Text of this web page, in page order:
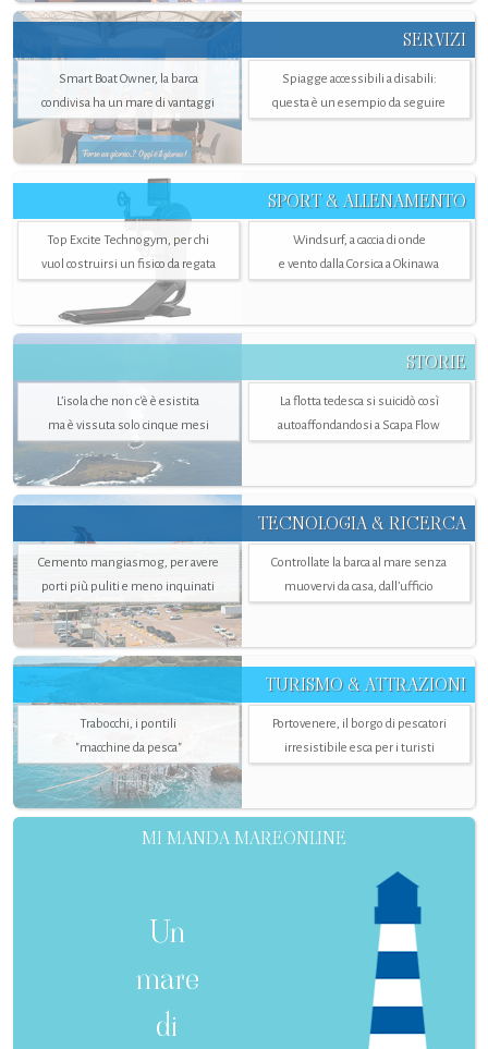
SERVIZI
Smart Boat Owner, la barca
condivisa ha un mare di vantaggi
Spiagge accessibili a disabili:
questa è un esempio da seguire
SPORT & ALLENAMENTO
Top Excite Technogym, per chi
vuol costruirsi un fisico da regata
Windsurf, a caccia di onde
e vento dalla Corsica a Okinawa
STORIE
L’isola che non c'è è esistita
ma è vissuta solo cinque mesi
La flotta tedesca si suicidò così
autoaffondandosi a Scapa Flow
TECNOLOGIA & RICERCA
Cemento mangiasmog, per avere
porti più puliti e meno inquinati
Controllate la barca al mare senza
muovervi da casa, dall’ufficio
TURISMO & ATTRAZIONI
Trabocchi, i pontili
"macchine da pesca"
Portovenere, il borgo di pescatori
irresistibile esca per i turisti
MI MANDA MAREONLINE
Un
mare
di